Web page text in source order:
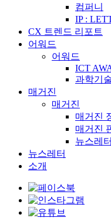
컴퍼니
IP :
CX 트렌드 리포트
어워드
어워드
ICT
과학기
매거진
매거진
매거진
매거진
뉴스레
뉴스레터
소개